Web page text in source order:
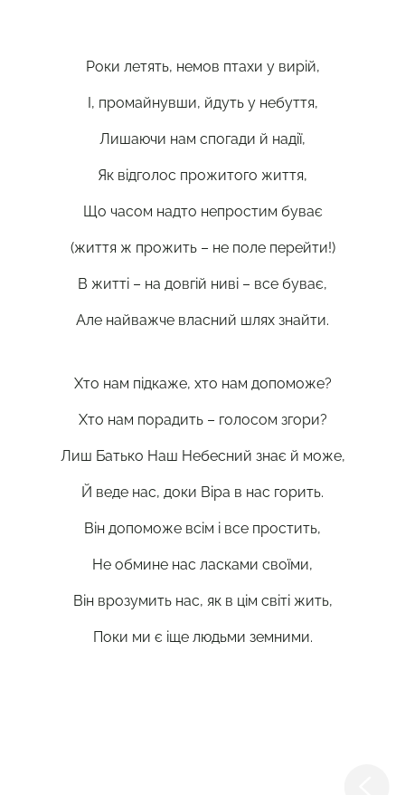
Роки летять, немов птахи у вирій,
І, промайнувши, йдуть у небуття,
Лишаючи нам спогади й надії,
Як відголос прожитого життя,
Що часом надто непростим буває
(життя ж прожить – не поле перейти!)
В житті – на довгій ниві – все буває,
Але найважче власний шлях знайти.
Хто нам підкаже, хто нам допоможе?
Хто нам порадить – голосом згори?
Лиш Батько Наш Небесний знає й може,
Й веде нас, доки Віра в нас горить.
Він допоможе всім і все простить,
Не обмине нас ласками своїми,
Він врозумить нас, як в цім світі жить,
Поки ми є іще людьми земними.